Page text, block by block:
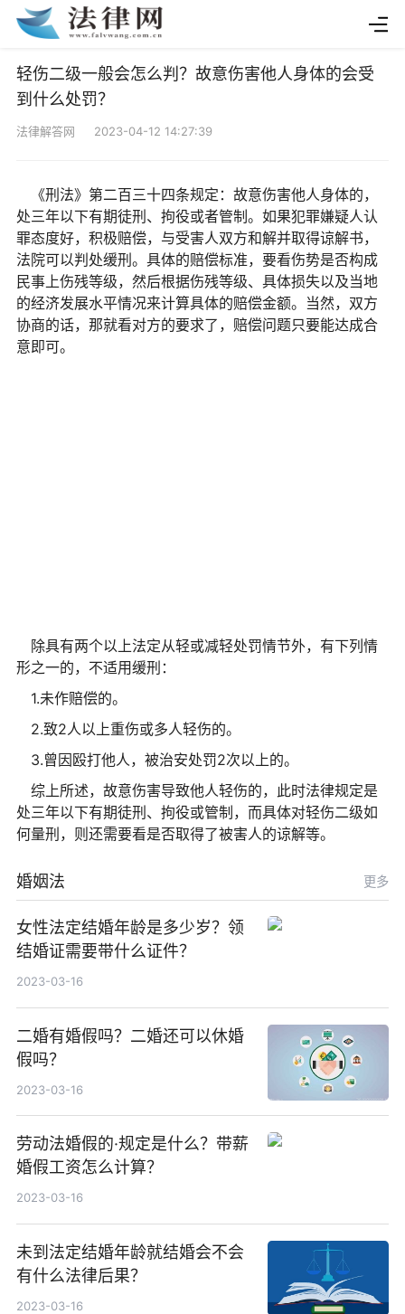
轻伤二级一般会怎么判？故意伤害他人身体的会受
到什么处罚？
法律解答网 2023-04-12 14:27:39
《刑法》第二百三十四条规定：故意伤害他人身体的，
处三年以下有期徒刑、拘役或者管制。如果犯罪嫌疑人认
罪态度好，积极赔偿，与受害人双方和解并取得谅解书，
法院可以判处缓刑。具体的赔偿标准，要看伤势是否构成
民事上伤残等级，然后根据伤残等级、具体损失以及当地
的经济发展水平情况来计算具体的赔偿金额。当然，双方
协商的话，那就看对方的要求了，赔偿问题只要能达成合
意即可。
除具有两个以上法定从轻或减轻处罚情节外，有下列情
形之一的，不适用缓刑：
1.未作赔偿的。
2.致2人以上重伤或多人轻伤的。
3.曾因殴打他人，被治安处罚2次以上的。
综上所述，故意伤害导致他人轻伤的，此时法律规定是
处三年以下有期徒刑、拘役或管制，而具体对轻伤二级如
何量刑，则还需要看是否取得了被害人的谅解等。
婚姻法 更多
女性法定结婚年龄是多少岁？领
结婚证需要带什么证件？
2023-03-16
二婚有婚假吗？二婚还可以休婚
假吗？
2023-03-16
劳动法婚假的·规定是什么？带薪
婚假工资怎么计算？
2023-03-16
未到法定结婚年龄就结婚会不会
有什么法律后果？
2023-03-16